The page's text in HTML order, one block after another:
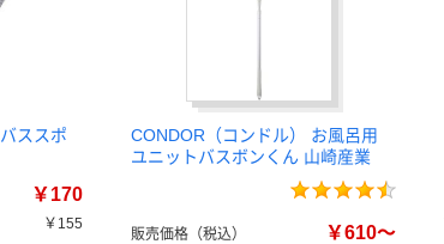
ススポ
￥170
￥155
CONDOR（コンドル） お風呂用
ユニットバスボンくん 山崎産業
販売価格（税込） ￥610～